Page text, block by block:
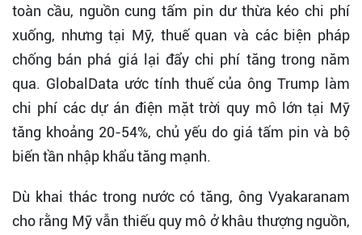
toàn cầu, nguồn cung tấm pin dư thừa kéo chi phí
xuống, nhưng tại Mỹ, thuế quan và các biện pháp
chống bán phá giá lại đẩy chi phí tăng trong năm
qua. GlobalData ước tính thuế của ông Trump làm
chi phí các dự án điện mặt trời quy mô lớn tại Mỹ
tăng khoảng 20-54%, chủ yếu do giá tấm pin và bộ
biến tần nhập khẩu tăng mạnh.
Dù khai thác trong nước có tăng, ông Vyakaranam
cho rằng Mỹ vẫn thiếu quy mô ở khâu thượng nguồn,